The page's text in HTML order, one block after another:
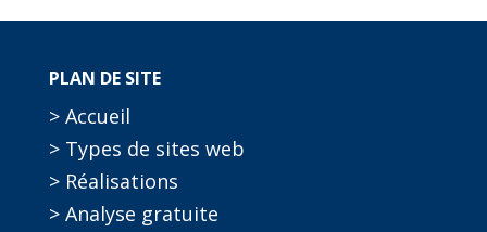
PLAN DE SITE
> Accueil
> Types de sites web
> Réalisations
> Analyse gratuite